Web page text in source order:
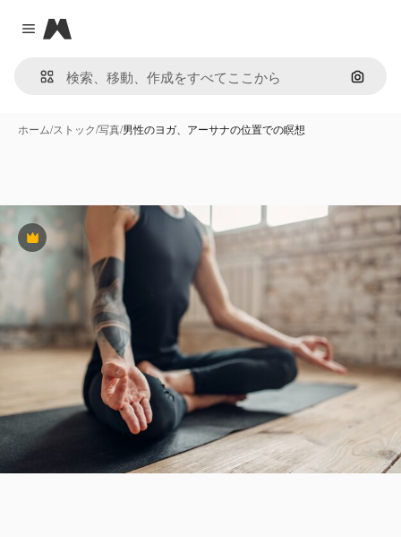
Close menu
Magnific
画像で
ホーム/ストック/写真/男性のヨガ、アーサナの位置での瞑想
Premium